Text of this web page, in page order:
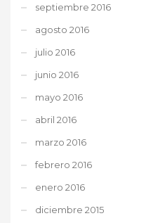
septiembre 2016
agosto 2016
julio 2016
junio 2016
mayo 2016
abril 2016
marzo 2016
febrero 2016
enero 2016
diciembre 2015